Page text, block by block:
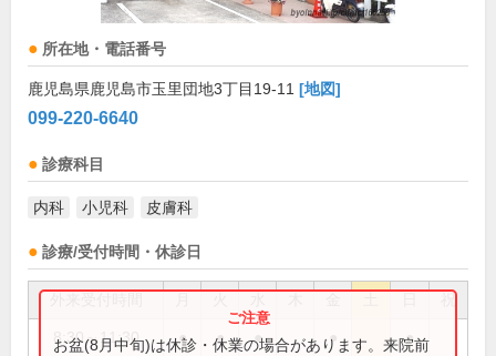
所在地・電話番号
鹿児島県鹿児島市玉里団地3丁目19-11 [地図]
099-220-6640
診療科目
内科 小児科 皮膚科
診療/受付時間・休診日
祝
8:30～11:30 ● ● ● ● ●
お盆(8月中旬)は休診・休業の場合があります。来院前